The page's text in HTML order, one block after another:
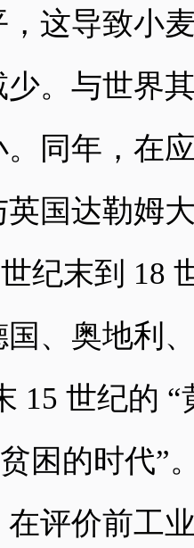
这导致小
少。与世界
。同年，在
国达勒姆
纪末到 18
、奥地利
15 世纪的
困的时代”
在评价前工